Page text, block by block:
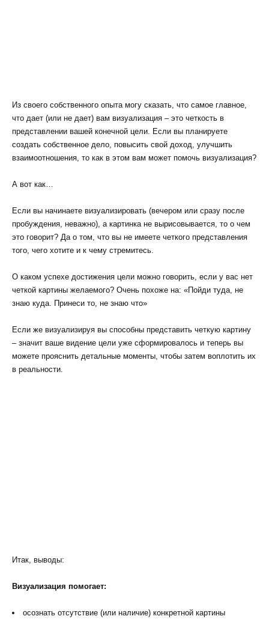
Из своего собственного опыта могу сказать, что самое главное,
что дает (или не дает) вам визуализация – это четкость в
представлении вашей конечной цели. Если вы планируете
создать собственное дело, повысить свой доход, улучшить
взаимоотношения, то как в этом вам может помочь визуализация?
А вот как…
Если вы начинаете визуализировать (вечером или сразу после
пробуждения, неважно), а картинка не вырисовывается, то о чем
это говорит? Да о том, что вы не имеете четкого представления
того, чего хотите и к чему стремитесь.
О каком успехе достижения цели можно говорить, если у вас нет
четкой картины желаемого? Очень похоже на: «Пойди туда, не
знаю куда. Принеси то, не знаю что»
Если же визуализируя вы способны представить четкую картину
– значит ваше видение цели уже сформировалось и теперь вы
можете прояснить детальные моменты, чтобы затем воплотить их
в реальности.
Итак, выводы:
Визуализация помогает:
осознать отсутствие (или наличие) конкретной картины